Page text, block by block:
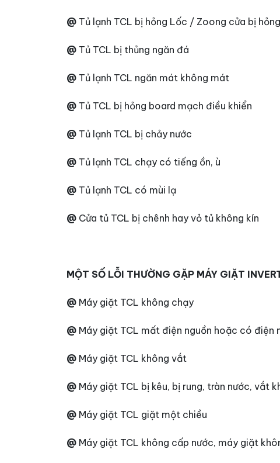
@ Tủ lạnh TCL bị hỏng Lốc / Zoong cửa bị
@ Tủ TCL bị thủng ngăn đá
@ Tủ lạnh TCL ngăn mát không mát
@ Tủ TCL bị hỏng board mạch điều khiển
@ Tủ lạnh TCL bị chảy nước
@ Tủ lạnh TCL chạy có tiếng ồn, ù
@ Tủ lạnh TCL có mùi lạ
@ Cửa tủ TCL bị chênh hay vỏ tủ không kín
MỘT SỐ LỖI THƯỜNG GẶP MÁY GIẶT
@ Máy giặt TCL không chạy
@ Máy giặt TCL mất điện nguồn hoặc có điện
@ Máy giặt TCL không vắt
@ Máy giặt TCL bị kêu, bị rung, tràn nước, vắt
@ Máy giặt TCL giặt một chiều
@ Máy giặt TCL không cấp nước, máy giặt